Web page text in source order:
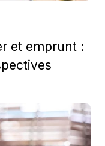
et emprunt :